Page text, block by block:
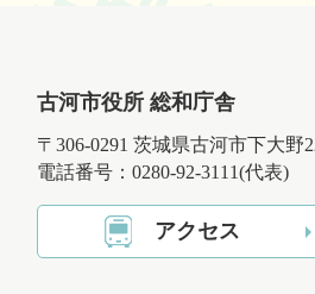
古河市役所 総和庁舎
〒306-0291 茨城県古河市下大野
電話番号：0280-92-3111(代表)
アクセス